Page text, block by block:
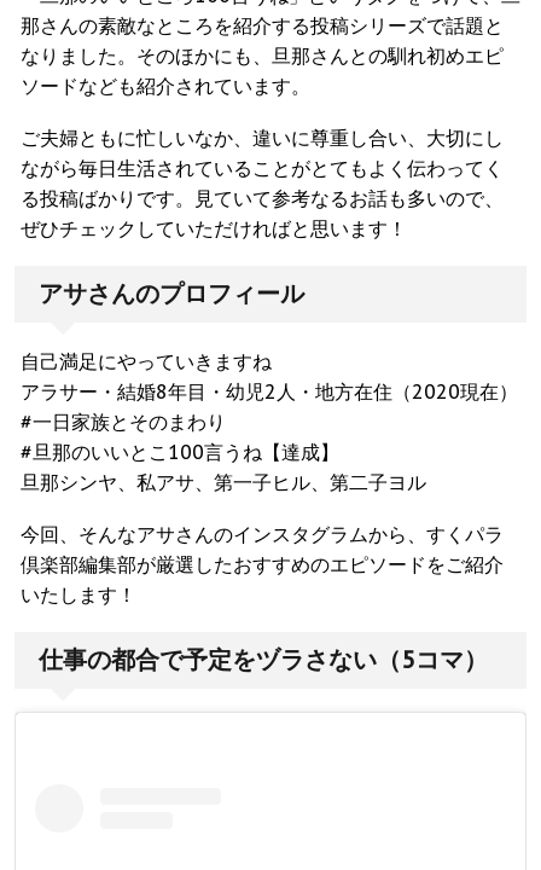
那さんの素敵なところを紹介する投稿シリーズで話題と
なりました。そのほかにも、旦那さんとの馴れ初めエピ
ソードなども紹介されています。
ご夫婦ともに忙しいなか、違いに尊重し合い、大切にし
ながら毎日生活されていることがとてもよく伝わってく
る投稿ばかりです。見ていて参考なるお話も多いので、
ぜひチェックしていただければと思います！
アサさんのプロフィール
自己満足にやっていきますね
アラサー・結婚8年目・幼児2人・地方在住（2020現在）
#一日家族とそのまわり
#旦那のいいとこ100言うね【達成】
旦那シンヤ、私アサ、第一子ヒル、第二子ヨル
今回、そんなアサさんのインスタグラムから、すくパラ
倶楽部編集部が厳選したおすすめのエピソードをご紹介
いたします！
仕事の都合で予定をヅラさない（5コマ）